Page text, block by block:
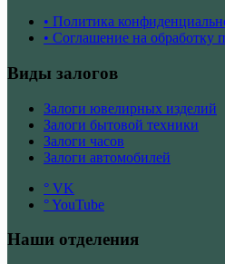
• Политика
• Соглашение на обработку
Виды залогов
Залоги ювелирных изделий
Залоги бытовой техники
Залоги часов
Залоги автомобилей
° VK
° YouTube
Наши отделения